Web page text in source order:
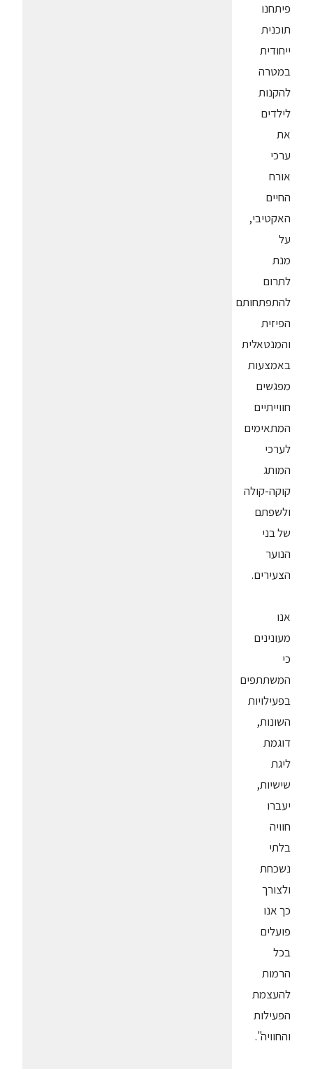
פיתחנו
תוכנית
ייחודית
במטרה
להקנות
לילדים
את
ערכי
אורח
החיים
האקטיבי,
על
מנת
לתרום
להתפתחותם
הפיזית
והמנטאלית
באמצעות
מפגשים
חווייתיים
המתאימים
לערכי
המותג
קוקה-קולה
ולשפתם
של בני
הנוער
הצעירים.
אנו
מעונינים
כי
המשתתפים
בפעילויות
השונות,
דוגמת
ליגת
שישיות,
יעברו
חוויה
בלתי
נשכחת
ולצורך
כך אנו
פועלים
בכל
הרמות
להעצמת
הפעילות
והחוויה".